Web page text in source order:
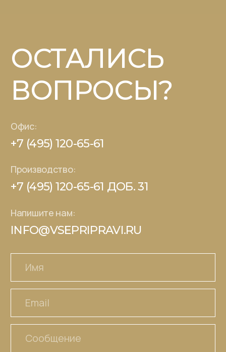
Я ознакомлен(-а) с
Политикой
обработку своих персональных данных. Я
подтверждаю своё
согласие на передачу своих
«Интернет».
Каталог
О компании
Партнерам
Где купить
Контакты